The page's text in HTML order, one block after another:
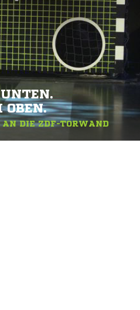
OBEN.
DIE ZDF-TORWAND